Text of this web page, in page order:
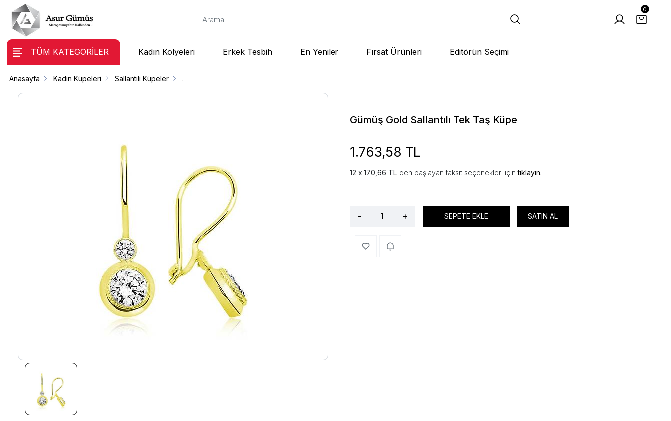
0
TÜM KATEGORİLER Kadın Kolyeleri Erkek Tesbih En Yeniler Fırsat Ürünleri Editörün Seçimi
Anasayfa Kadın Küpeleri Sallantılı Küpeler .
Gümüş Gold Sallantılı Tek Taş Küpe
1.763,58 TL
170,66 TL'den başlayan taksit seçenekleri içintıklayın.
- + SEPETE EKLE SATIN AL